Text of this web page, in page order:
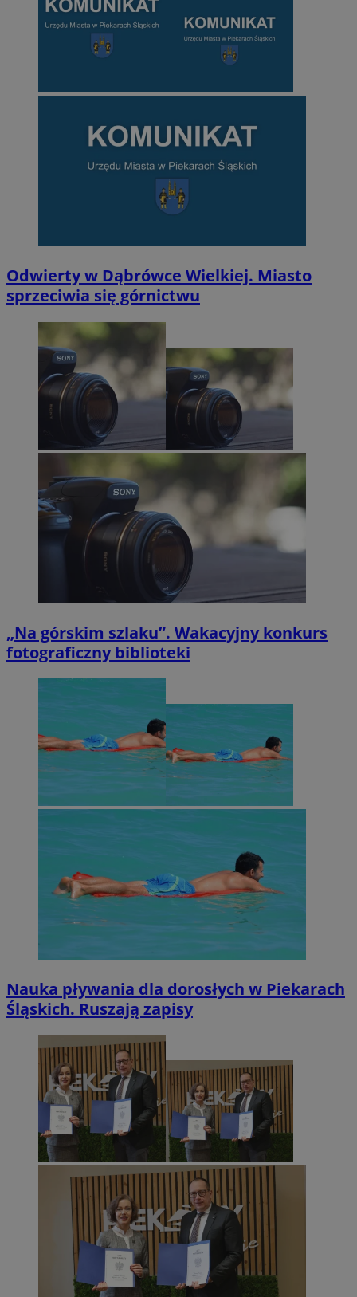
Odwierty w Dąbrówce Wielkiej. Miasto
sprzeciwia się górnictwu
„Na górskim szlaku”. Wakacyjny konkurs
fotograficzny biblioteki
Nauka pływania dla dorosłych w Piekarach
Śląskich. Ruszają zapisy